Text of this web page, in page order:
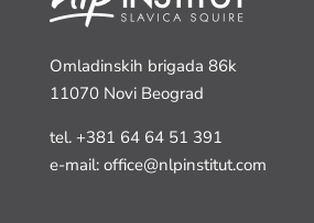
Omladinskih brigada 86k
11070 Novi Beograd
tel. +381 64 64 51 391
e-mail: office@nlpinstitut.com